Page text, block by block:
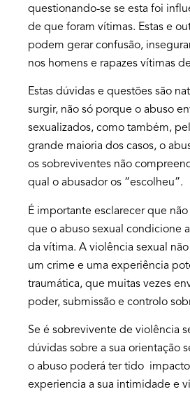
questionando-se se esta foi
de que foram vítimas. Estas e
podem gerar confusão,
nos homens e rapazes vítimas
Estas dúvidas e questões são
surgir, não só porque o abuso
sexualizados, como também,
grande maioria dos casos, o
os sobreviventes não
qual o abusador os “escolheu”.
É importante esclarecer que
que o abuso sexual condicione
da vítima. A violência sexual
um crime e uma experiência
traumática, que muitas vezes
poder, submissão e controlo
Se é sobrevivente de violência
dúvidas sobre a sua orientação
o abuso poderá ter tido
experiencia a sua intimidade e